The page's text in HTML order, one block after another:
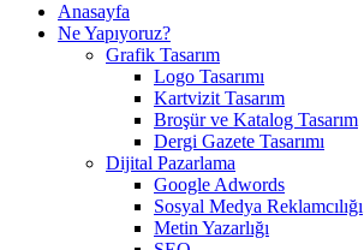
Anasayfa
Ne Yapıyoruz?
Grafik Tasarım
Logo Tasarımı
Kartvizit Tasarım
Broşür ve Katalog Tasarım
Dergi Gazete Tasarımı
Dijital Pazarlama
Google Adwords
Sosyal Medya Reklamcılığı
Metin Yazarlığı